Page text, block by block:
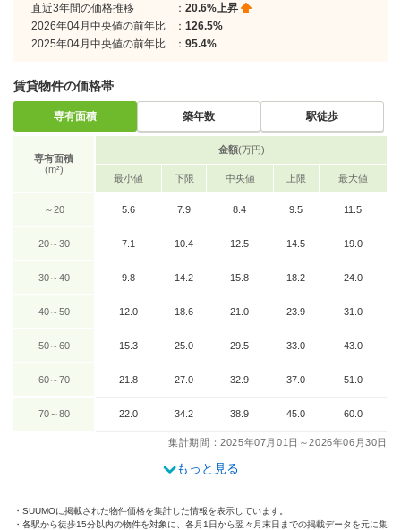
直近3年間の価格推移 ： 20.6%上昇
2026年04月中央値の前年比
： 126.5%
2025年04月中央値の前年比
： 95.4%
賃貸物件の価格帯
専有面積 築年数 駅徒歩
専有面積
(m²)
金額(万円)
最小値 下限 中央値 上限 最大値
～20 5.6 7.9 8.4 9.5 11.5
20～30 7.1 10.4 12.5 14.5 19.0
30～40 9.8 14.2 15.8 18.2 24.0
40～50 12.0 18.6 21.0 23.9 31.0
50～60 15.3 25.0 29.5 33.0 43.0
60～70 21.8 27.0 32.9 37.0 51.0
70～80 22.0 34.2 38.9 45.0 60.0
集計期間：2025年07月01日～2026年06月30日
もっと見る
SUUMOに掲載された物件価格を集計した情報を表示しています。
各駅から徒歩15分以内の物件を対象に、各月1日から翌々月末日までの掲載データを元に集